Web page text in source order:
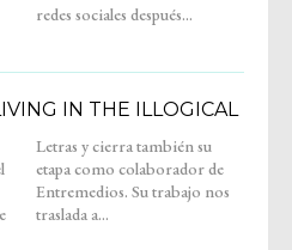
redes sociales después...
IN THE ILLOGICAL
traslada a...